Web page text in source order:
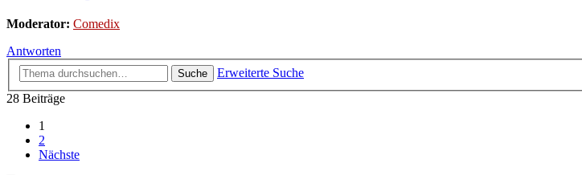
Moderator: Comedix
Antworten
Suche
Erweiterte Suche
28 Beiträge
1
2
Nächste